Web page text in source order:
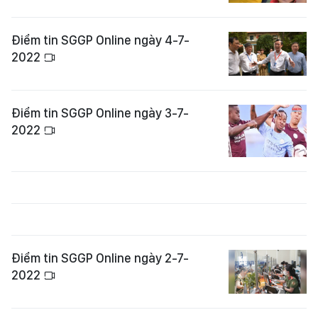
Điểm tin SGGP Online ngày 4-7-
2022
Điểm tin SGGP Online ngày 3-7-
2022
Điểm tin SGGP Online ngày 2-7-
2022